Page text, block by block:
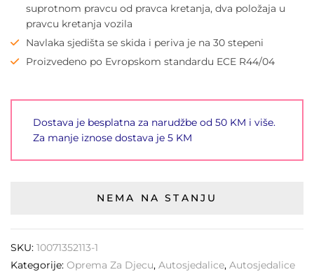
suprotnom pravcu od pravca kretanja, dva položaja u
pravcu kretanja vozila
Navlaka sjedišta se skida i periva je na 30 stepeni
Proizvedeno po Evropskom standardu ECE R44/04
Dostava je besplatna za narudžbe od 50 KM i više.
Za manje iznose dostava je 5 KM
NEMA NA STANJU
SKU: 10071352113-1
Kategorije: Oprema Za Djecu, Autosjedalice, Autosjedalice